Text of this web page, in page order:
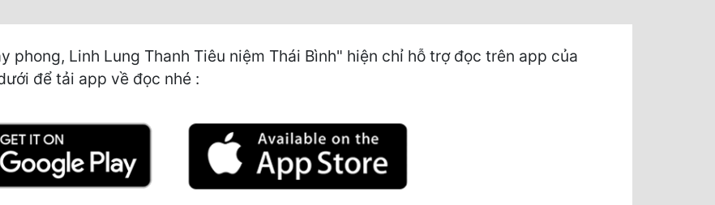
phong, Linh Lung Thanh Tiêu niệm Thái Bình" hiện chỉ hỗ trợ đọc trên app của
để tải app về đọc nhé :